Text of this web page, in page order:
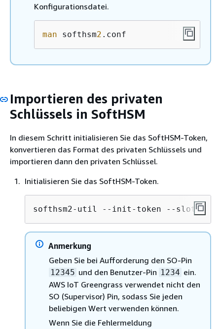
Konfigurationsdatei.
man softhsm2 .conf
Importieren des privaten
Schlüssels in SoftHSM
In diesem Schritt initialisieren Sie das SoftHSM-Token,
konvertieren das Format des privaten Schlüssels und
importieren dann den privaten Schlüssel.
Initialisieren Sie das SoftHSM-Token.
softhsm2-util --init-token --slot 0 --
Anmerkung
Geben Sie bei Aufforderung den SO-Pin
12345 und den Benutzer-Pin 1234 ein.
AWS IoT Greengrass verwendet nicht den
SO (Supervisor) Pin, sodass Sie jeden
beliebigen Wert verwenden können.
Wenn Sie die Fehlermeldung